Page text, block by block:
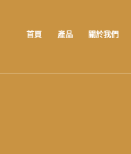
首頁 產品 關於我們